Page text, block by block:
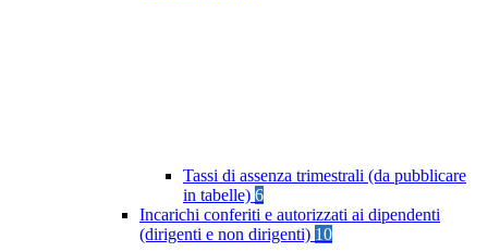
Tassi di assenza trimestrali (da pubblicare
in tabelle) 6
Incarichi conferiti e autorizzati ai dipendenti
(dirigenti e non dirigenti) 10